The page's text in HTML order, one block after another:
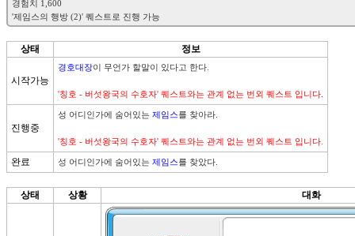
상태 정보
시작가능
경호대장이 무언가 할말이 있다고 한다.
'칭호 - 버섯왕국의 수호자' 퀘스트와는 관계 없는 번외 퀘스트 입니다.
진행중
성 어디인가에 숨어있는 제임스를 찾아라.
'칭호 - 버섯왕국의 수호자' 퀘스트와는 관계 없는 번외 퀘스트 입니다.
완료 성 어디인가에 숨어있는 제임스를 찾았다.
상태 상황 대화